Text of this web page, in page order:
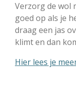
Verzorg de wol
goed op als je
draag een jas
klimt en dan
Hier lees je